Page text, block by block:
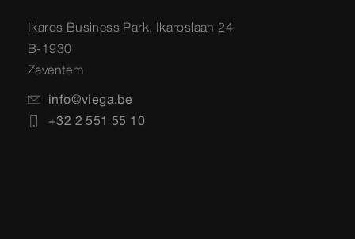
Ikaros Business Park, Ikaroslaan 24
B-1930
Zaventem
info@viega.be
+32 2 551 55 10